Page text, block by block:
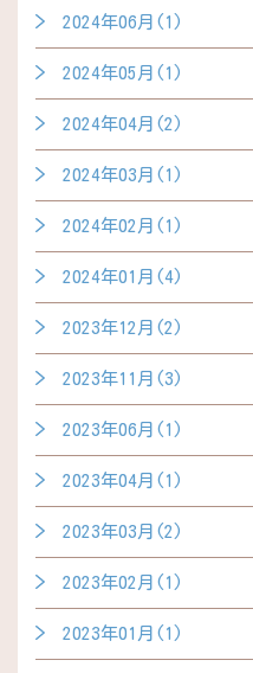
2024年06月(1)
2024年05月(1)
2024年04月(2)
2024年03月(1)
2024年02月(1)
2024年01月(4)
2023年12月(2)
2023年11月(3)
2023年06月(1)
2023年04月(1)
2023年03月(2)
2023年02月(1)
2023年01月(1)